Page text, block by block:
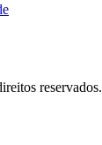
reservados.